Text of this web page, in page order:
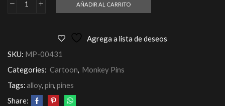
AÑADIR AL CARRITO
Agrega a lista de deseos
SKU: MP-00431
Categories: Cartoon, Monkey Pins
Tags:alloy,pin,pines
Share: